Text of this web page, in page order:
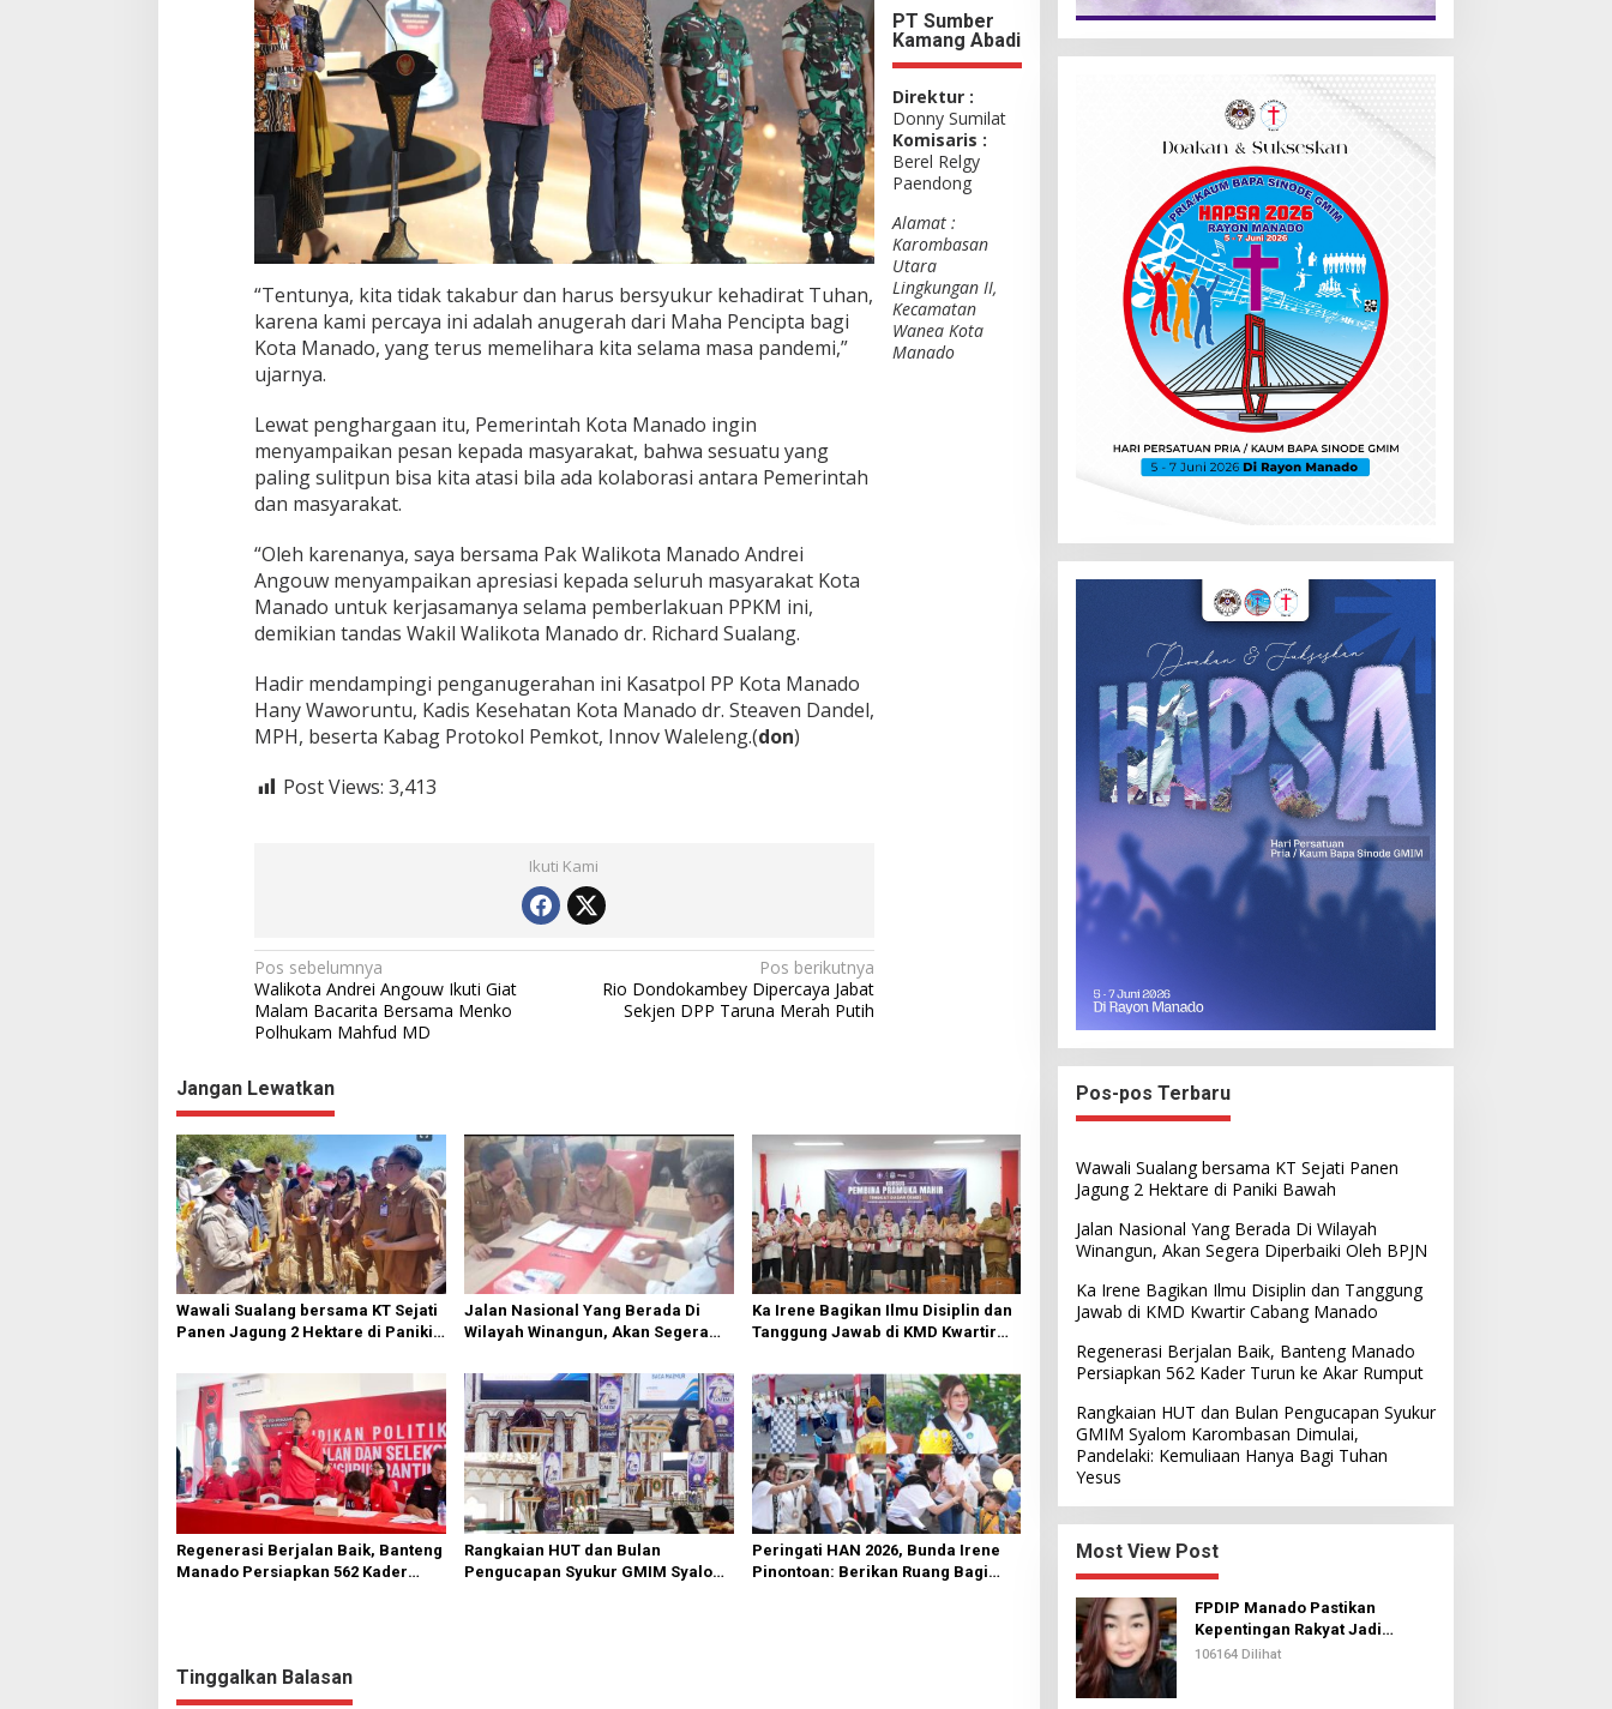
“Tentunya, kita tidak takabur dan harus bersyukur kehadirat Tuhan,
karena kami percaya ini adalah anugerah dari Maha Pencipta bagi
Kota Manado, yang terus memelihara kita selama masa pandemi,”
ujarnya.
Lewat penghargaan itu, Pemerintah Kota Manado ingin
menyampaikan pesan kepada masyarakat, bahwa sesuatu yang
paling sulitpun bisa kita atasi bila ada kolaborasi antara Pemerintah
dan masyarakat.
“Oleh karenanya, saya bersama Pak Walikota Manado Andrei
Angouw menyampaikan apresiasi kepada seluruh masyarakat Kota
Manado untuk kerjasamanya selama pemberlakuan PPKM ini,
demikian tandas Wakil Walikota Manado dr. Richard Sualang.
Hadir mendampingi penganugerahan ini Kasatpol PP Kota Manado
Hany Waworuntu, Kadis Kesehatan Kota Manado dr. Steaven Dandel,
MPH, beserta Kabag Protokol Pemkot, Innov Waleleng.(don)
Post Views: 3,413
Ikuti Kami
N
a
v
g
a
s
i
p
o
s
Pos sebelumnya
Walikota Andrei Angouw Ikuti Giat
Malam Bacarita Bersama Menko
Polhukam Mahfud MD
Pos berikutnya
Rio Dondokambey Dipercaya Jabat
Sekjen DPP Taruna Merah Putih
PT Sumber
Kamang Abadi
Direktur :
Donny Sumilat
Komisaris :
Berel Relgy
Paendong
Alamat :
Karombasan
Utara
Lingkungan II,
Kecamatan
Wanea Kota
Manado
Jangan Lewatkan
Wawali Sualang bersama KT Sejati
Panen Jagung 2 Hektare di Paniki
Jalan Nasional Yang Berada Di
Wilayah Winangun, Akan Segera
Ka Irene Bagikan Ilmu Disiplin dan
Tanggung Jawab di KMD Kwartir
Regenerasi Berjalan Baik, Banteng
Manado Persiapkan 562 Kader
Rangkaian HUT dan Bulan
Pengucapan Syukur GMIM Syalom
Peringati HAN 2026, Bunda Irene
Pinontoan: Berikan Ruang Bagi
Tinggalkan Balasan
Pos-pos Terbaru
Wawali Sualang bersama KT Sejati Panen
Jagung 2 Hektare di Paniki Bawah
Jalan Nasional Yang Berada Di Wilayah
Winangun, Akan Segera Diperbaiki Oleh BPJN
Ka Irene Bagikan Ilmu Disiplin dan Tanggung
Jawab di KMD Kwartir Cabang Manado
Regenerasi Berjalan Baik, Banteng Manado
Persiapkan 562 Kader Turun ke Akar Rumput
Rangkaian HUT dan Bulan Pengucapan Syukur
GMIM Syalom Karombasan Dimulai,
Pandelaki: Kemuliaan Hanya Bagi Tuhan
Yesus
Most View Post
FPDIP Manado Pastikan
Kepentingan Rakyat Jadi
Prioritas Dalam Perjuangan
106164 Dilihat